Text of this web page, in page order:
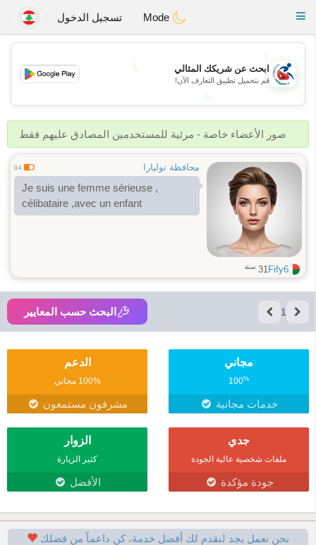
Handi Space
Toggle
تسجيل الدخول
💖
ابحث عن شريكك المثالي
قم بتحميل تطبيق التعارف الآن!
صور الأعضاء خاصة - مرئية للمستخدمين المصادق عليهم فقط
محافظة توليارا 0.4
Je suis une femme sérieuse ,
célibataire ,avec un enfant
Fify6
31 سنة
1 البحث حسب المعايير
مجاني
100%
خدمات مجانية
الدعم
100% مجاني
مشرفون مستمعون
جدي
ملفات شخصية عالية الجودة
جودة مؤكدة
الزوار
كثير الزيارة
الأفضل
نحن نعمل بجد لنقدم لك أفضل خدمة، كن داعماً من فضلك